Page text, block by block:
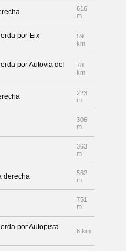
616
m
por Eix
59
km
por Autovia del
78
km
223
m
306
m
363
m
derecha
562
m
751
m
por Autopista
6 km